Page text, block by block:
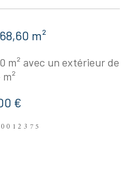
m²
m² avec un extérieur de
m²
€